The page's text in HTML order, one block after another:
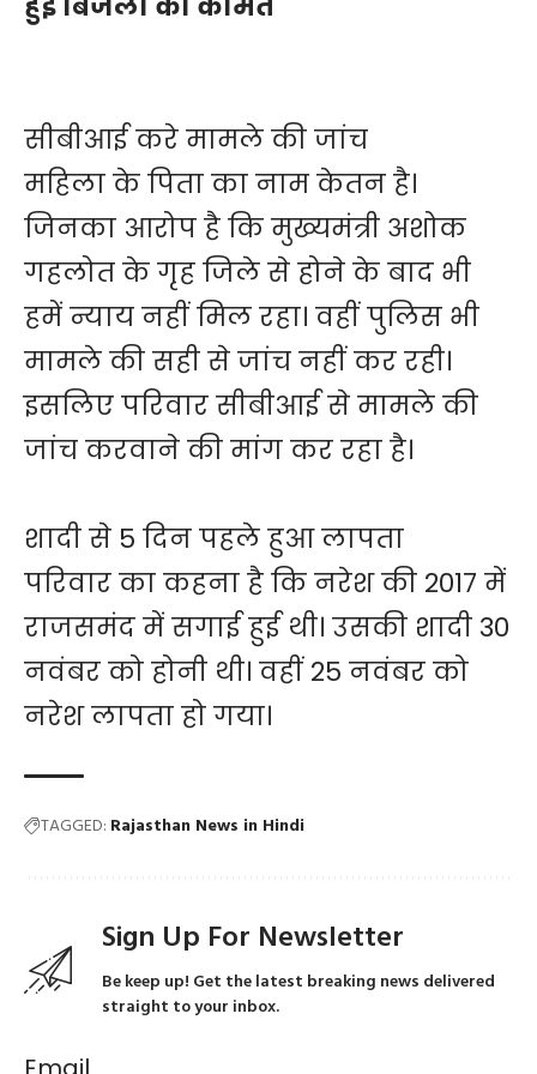
सीबीआई करे मामले की जांच
महिला के पिता का नाम केतन है।
जिनका आरोप है कि मुख्यमंत्री अशोक
गहलोत के गृह जिले से होने के बाद भी
हमें न्याय नहीं मिल रहा। वहीं पुलिस भी
मामले की सही से जांच नहीं कर रही।
इसलिए परिवार सीबीआई से मामले की
जांच करवाने की मांग कर रहा है।
शादी से 5 दिन पहले हुआ लापता
परिवार का कहना है कि नरेश की 2017 में
राजसमंद में सगाई हुई थी। उसकी शादी 30
नवंबर को होनी थी। वहीं 25 नवंबर को
नरेश लापता हो गया।
TAGGED: Rajasthan News in Hindi
Sign Up For Newsletter
Be keep up! Get the latest breaking news delivered
straight to your inbox.